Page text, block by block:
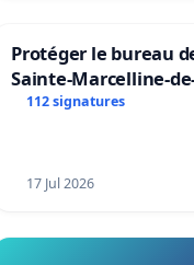
Protéger le bureau
Sainte-Marcelline-
112 signatures
17 Jul 2026